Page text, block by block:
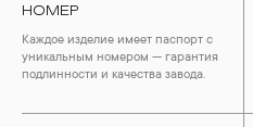
НОМЕР
Каждое изделие имеет паспорт с
уникальным номером — гарантия
подлинности и качества завода.